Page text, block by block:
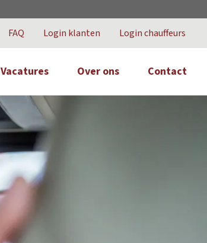
FAQ Login klanten Login chauffeurs
Vacatures Over ons Contact